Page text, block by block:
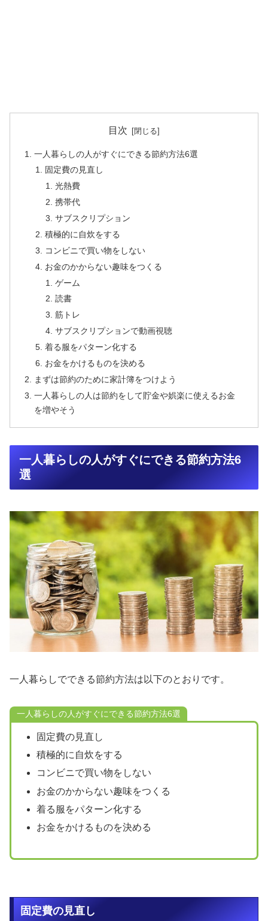
目次
一人暮らしの人がすぐにできる節約方法6選
固定費の見直し
光熱費
携帯代
サブスクリプション
積極的に自炊をする
コンビニで買い物をしない
お金のかからない趣味をつくる
ゲーム
読書
筋トレ
サブスクリプションで動画視聴
着る服をパターン化する
お金をかけるものを決める
まずは節約のために家計簿をつけよう
一人暮らしの人は節約をして貯金や娯楽に使えるお金
を増やそう
一人暮らしの人がすぐにできる節約方法6
選
一人暮らしでできる節約方法は以下のとおりです。
一人暮らしの人がすぐにできる節約方法6選
固定費の見直し
積極的に自炊をする
コンビニで買い物をしない
お金のかからない趣味をつくる
着る服をパターン化する
お金をかけるものを決める
固定費の見直し